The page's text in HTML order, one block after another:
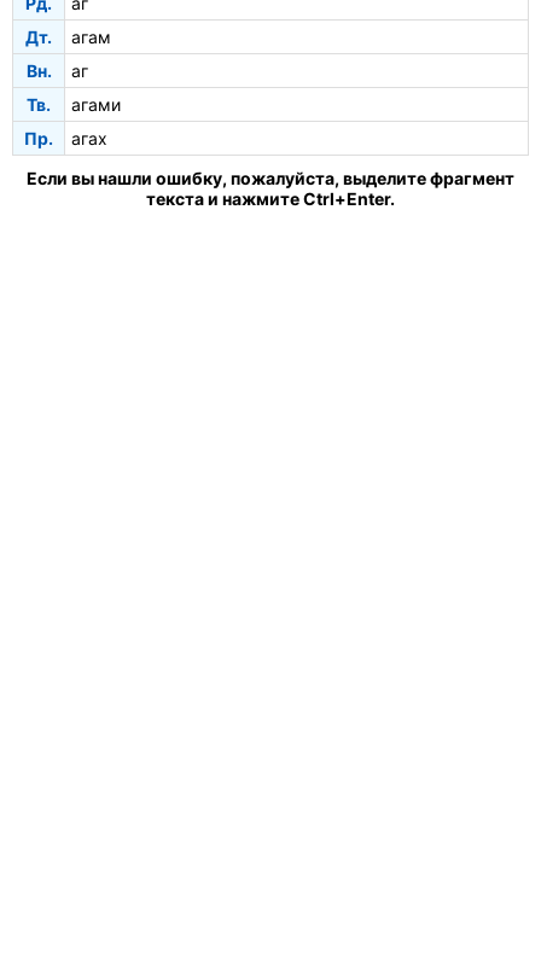
Дт.
агам
Вн.
аг
Тв.
агами
Пр.
агах
Если вы нашли ошибку, пожалуйста, выделите фрагмент
текста и нажмите Ctrl+Enter.